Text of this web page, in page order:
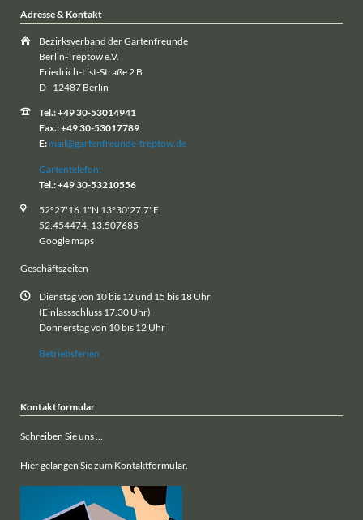
Adresse & Kontakt
Bezirksverband der Gartenfreunde
Berlin-Treptow e.V.
Friedrich-List-Straße 2 B
D - 12487 Berlin
Tel.: +49 30-53014941
Fax.: +49 30-53017789
E: mail@gartenfreunde-treptow.de
Gartentelefon:
Tel.: +49 30-53210556
52°27'16.1"N 13°30'27.7"E
52.454474, 13.507685
Google maps
Geschäftszeiten
Dienstag von 10 bis 12 und 15 bis 18 Uhr
(Einlassschluss 17.30 Uhr)
Donnerstag von 10 bis 12 Uhr
Betriebsferien
Kontaktformular
Schreiben Sie uns ...
Hier gelangen Sie zum Kontaktformular.